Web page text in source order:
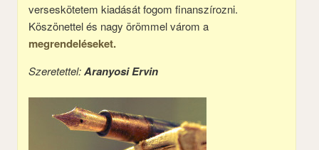
verseskötetem kiadását fogom finanszírozni.
Köszönettel és nagy örömmel várom a
megrendeléseket.
Szeretettel:Aranyosi Ervin